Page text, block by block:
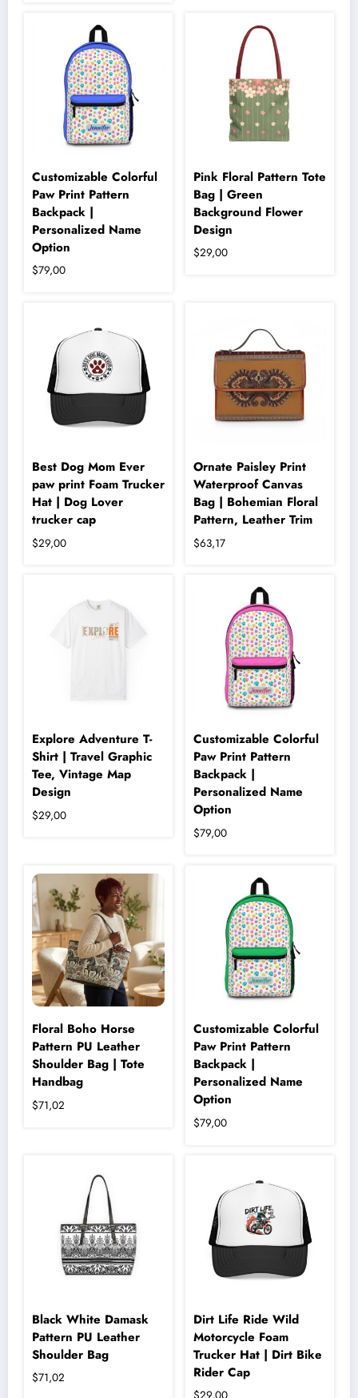
varyasyonu
Seçenekler
sayfasından
seçilebilir
Customizable Colorful
Paw Print Pattern
Backpack |
Personalized Name
Option
$79,00
Pink Floral Pattern Tote
Bag | Green
Background Flower
Design
$29,00
Best Dog Mom Ever
paw print Foam Trucker
Hat | Dog Lover
trucker cap
$29,00
Ornate Paisley Print
Waterproof Canvas
Bag | Bohemian Floral
Pattern, Leather Trim
$63,17
varyasyonu
Seçenekler
sayfasından
seçilebilir
Explore Adventure T-
Shirt | Travel Graphic
Tee, Vintage Map
Design
$29,00
Customizable Colorful
Paw Print Pattern
Backpack |
Personalized Name
Option
$79,00
Floral Boho Horse
Pattern PU Leather
Shoulder Bag | Tote
Handbag
$71,02
sayfasından
seçilebilir
Customizable Colorful
Paw Print Pattern
Backpack |
Personalized Name
Option
$79,00
Black White Damask
Pattern PU Leather
Shoulder Bag
$71,02
Dirt Life Ride Wild
Motorcycle Foam
Trucker Hat | Dirt Bike
Rider Cap